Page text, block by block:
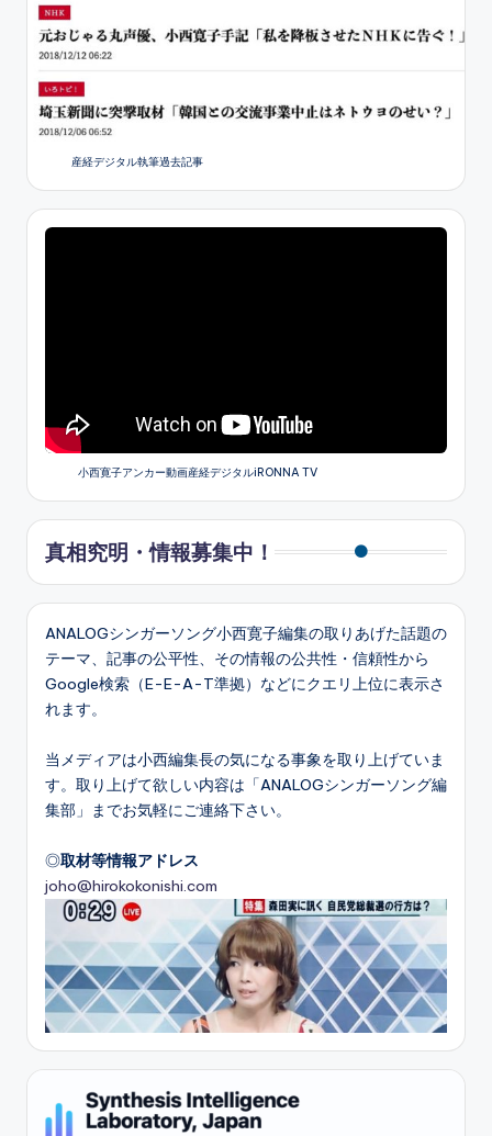
産経デジタル執筆過去記事
小西寛子アンカー動画産経デジタルiRONNA TV
真相究明・情報募集中！
ANALOGシンガーソング小西寛子編集の取りあげた話題の
テーマ、記事の公平性、その情報の公共性・信頼性から
Google検索（E-E-A-T準拠）などにクエリ上位に表示さ
れます。
当メディアは小西編集長の気になる事象を取り上げていま
す。取り上げて欲しい内容は「ANALOGシンガーソング編
集部」までお気軽にご連絡下さい。
◎取材等情報アドレス
joho@hirokokonishi.com